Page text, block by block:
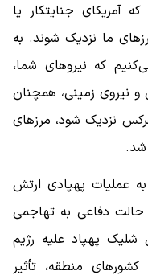
آمریکای جنایتکار یا
ما نزدیک شوند. به
که نیروهای شما،
نیروی زمینی، همچنان
نزدیک شود، مرزهای
شد.
عملیات پهپادی ارتش
حالت دفاعی به تهاجمی
پهپاد علیه رژیم
منطقه، تأثیر